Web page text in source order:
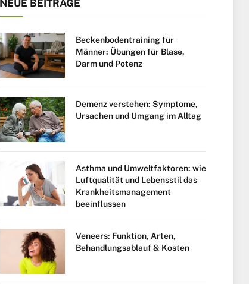
NEUE BEITRÄGE
Beckenbodentraining für
Männer: Übungen für Blase,
Darm und Potenz
Demenz verstehen: Symptome,
Ursachen und Umgang im Alltag
Asthma und Umweltfaktoren: wie
Luftqualität und Lebensstil das
Krankheitsmanagement
beeinflussen
Veneers: Funktion, Arten,
Behandlungsablauf & Kosten